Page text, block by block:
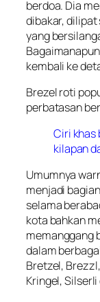
berdoa. Dia
dibakar,
yang
kembali ke
Brezel roti
perbatasan
Ciri khas
kilapan
Umumnya
menjadi
selama
kota bahkan
memanggang
dalam
Bretzel,
Kringel,